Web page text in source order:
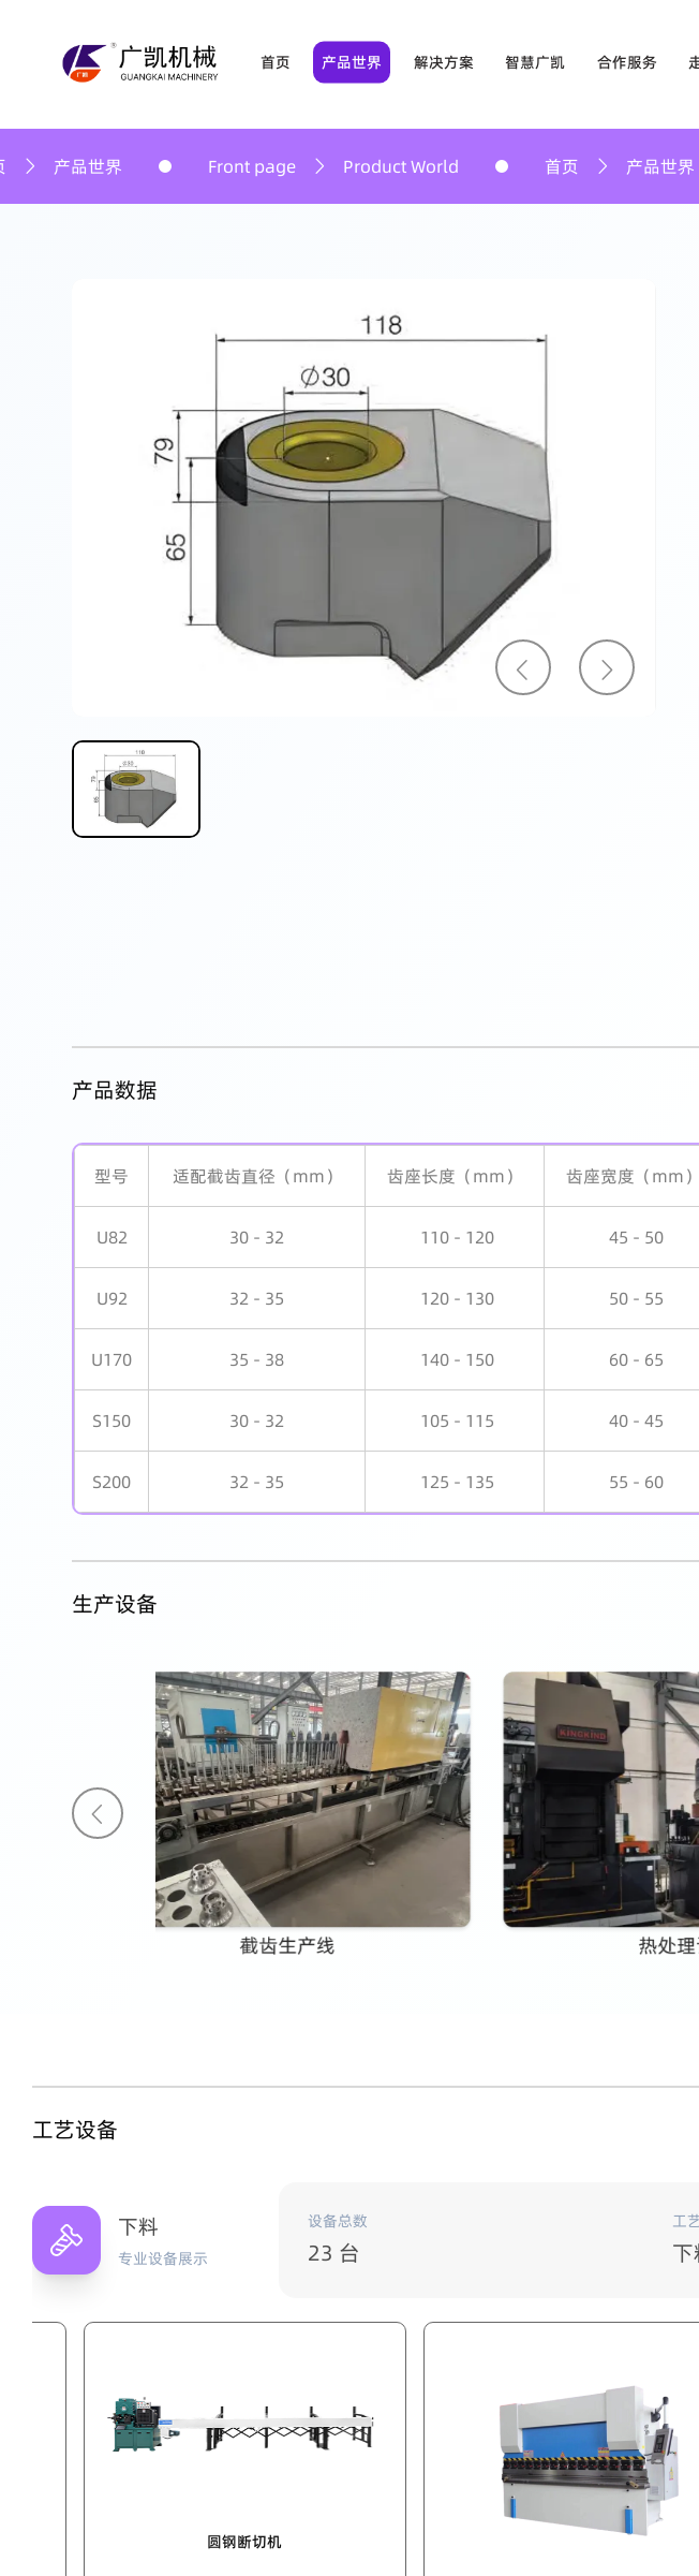
首页 产品世界
钻探工具类
输送与物料搬运
解决方案 智慧广凯
生产中心
工厂全貌
最新资讯
合作服务
客户类型
服务市场
全品类高性能钻探设备，覆盖地质勘探、矿井作业等全流程场景
Front page Product World 首页 产品世界 Front page
产品数据
型号 适配截齿直径（mm） 齿座长度（mm） 齿座宽度（mm）
U82 30 - 32 110 - 120 45 - 50
U92 32 - 35 120 - 130 50 - 55
U170 35 - 38 140 - 150 60 - 65
S150 30 - 32 105 - 115 40 - 45
S200 32 - 35 125 - 135 55 - 60
生产设备
工艺设备
下料
专业设备展示
设备总数
23 台
工